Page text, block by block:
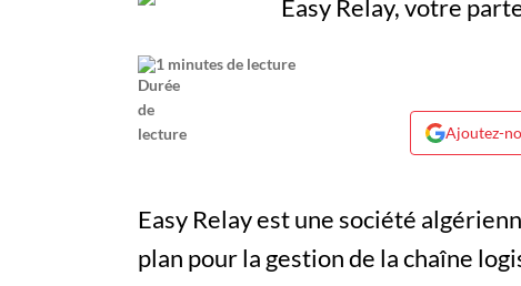
1 minutes de lecture
Ajoutez-
Easy Relay est une société
plan pour la gestion de la chaîne